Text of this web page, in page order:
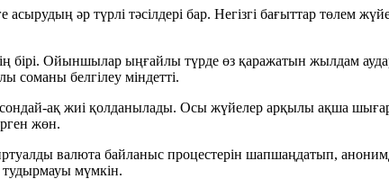
әр түрлі тәсілдері бар. Негізгі бағыттар төлем
бірі. Ойыншылар ыңғайлы түрде өз қаражатын жылдам
соманы белгілеу міндетті.
ақ жиі қолданылады. Осы жүйелер арқылы ақша шығару
жөн.
валюта байланыс процестерін шапшаңдатып,
тудырмауы мүмкін.